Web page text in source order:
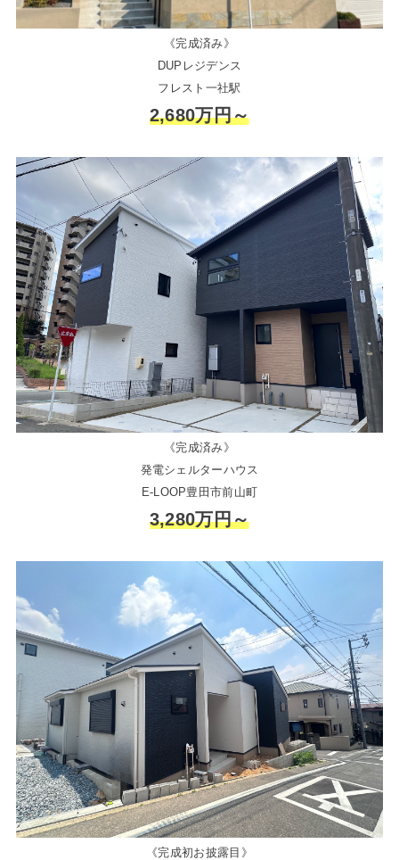
《完成済み》
DUPレジデンス
フレスト一社駅
2,680万円～
《完成済み》
発電シェルターハウス
E-LOOP豊田市前山町
3,280万円～
《完成初お披露目》